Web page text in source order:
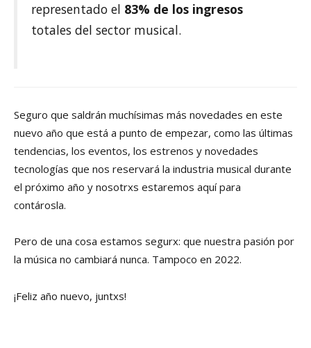
representado el 83% de los ingresos
totales del sector musical.
Seguro que saldrán muchísimas más novedades en este
nuevo año que está a punto de empezar, como las últimas
tendencias, los eventos, los estrenos y novedades
tecnologías que nos reservará la industria musical durante
el próximo año y nosotrxs estaremos aquí para
contárosla.
Pero de una cosa estamos segurx: que nuestra pasión por
la música no cambiará nunca. Tampoco en 2022.
¡Feliz año nuevo, juntxs!